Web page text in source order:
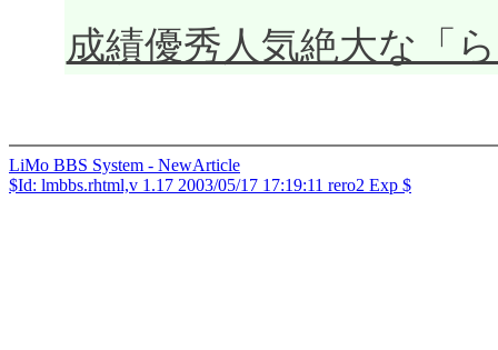
成績優秀人気絶大な「
LiMo BBS System - NewArticle
$Id: lmbbs.rhtml,v 1.17 2003/05/17 17:19:11 rero2 Exp $